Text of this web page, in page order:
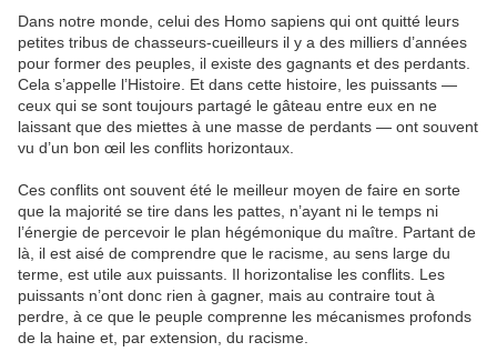
Dans notre monde, celui des Homo sapiens qui ont quitté leurs
petites tribus de chasseurs-cueilleurs il y a des milliers d’années
pour former des peuples, il existe des gagnants et des perdants.
Cela s’appelle l’Histoire. Et dans cette histoire, les puissants —
ceux qui se sont toujours partagé le gâteau entre eux en ne
laissant que des miettes à une masse de perdants — ont souvent
vu d’un bon œil les conflits horizontaux.
Ces conflits ont souvent été le meilleur moyen de faire en sorte
que la majorité se tire dans les pattes, n’ayant ni le temps ni
l’énergie de percevoir le plan hégémonique du maître. Partant de
là, il est aisé de comprendre que le racisme, au sens large du
terme, est utile aux puissants. Il horizontalise les conflits. Les
puissants n’ont donc rien à gagner, mais au contraire tout à
perdre, à ce que le peuple comprenne les mécanismes profonds
de la haine et, par extension, du racisme.